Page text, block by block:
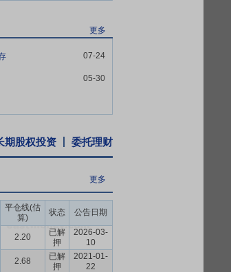
提供了有力支持。
资风险分散，现金流
车等领域掌握核心技
变传统的经验式和碎
限公司100%股权,交
达专用车已形成了以垃
造和智能农机制造。
过二级市场集中竞价
更多
07-24
05-30
期股权投资 委托理财
更多
平仓线(估
算)
状态 公告日期
2.20
已解
押
2026-03-
10
2.68
已解
押
2021-01-
22